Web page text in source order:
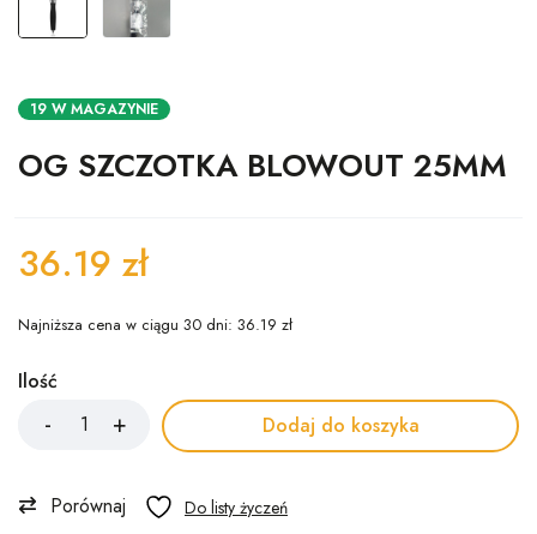
19 W MAGAZYNIE
OG SZCZOTKA BLOWOUT 25MM
36.19 zł
Najniższa cena w ciągu 30 dni: 36.19 zł
Ilość
Dodaj do koszyka
Porównaj